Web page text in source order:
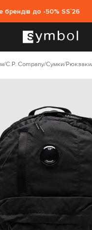
брендів до -50% SS`26
C.P. Company Сумки Рюкзаки